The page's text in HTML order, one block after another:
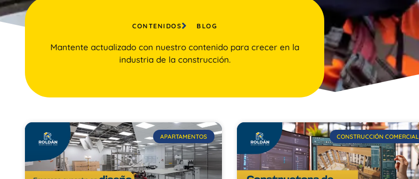
CONTENIDOS BLOG
Mantente actualizado con nuestro contenido para crecer en la
industria de la construcción.
APARTAMENTOS CONSTRUCCIÓN COMERCIAL